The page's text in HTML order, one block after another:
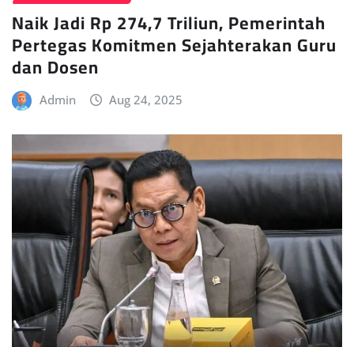
Naik Jadi Rp 274,7 Triliun, Pemerintah
Pertegas Komitmen Sejahterakan Guru
dan Dosen
Admin Aug 24, 2025